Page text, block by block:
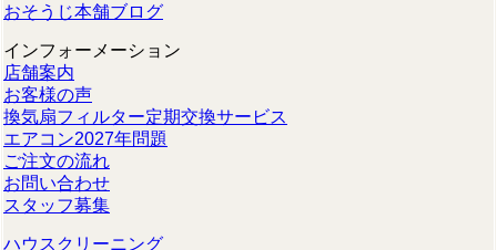
おそうじ本舗ブログ
インフォーメーション
店舗案内
お客様の声
換気扇フィルター定期交換サービス
エアコン2027年問題
ご注文の流れ
お問い合わせ
スタッフ募集
ハウスクリーニング